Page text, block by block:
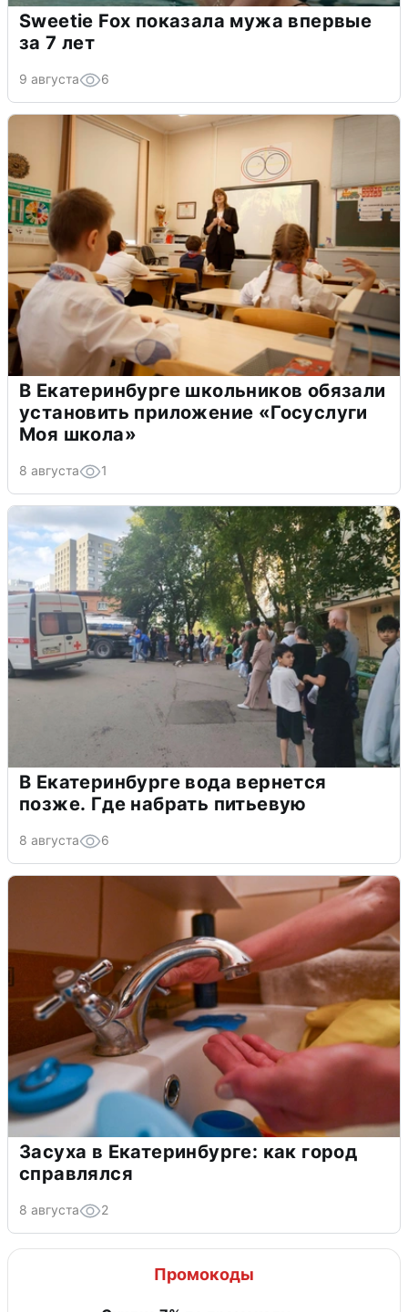
Sweetie Fox показала мужа впервые
за 7 лет
9 августа 6
В Екатеринбурге школьников обязали
установить приложение «Госуслуги
Моя школа»
8 августа 1
В Екатеринбурге вода вернется
позже. Где набрать питьевую
8 августа 6
Засуха в Екатеринбурге: как город
справлялся
8 августа 2
Промокоды